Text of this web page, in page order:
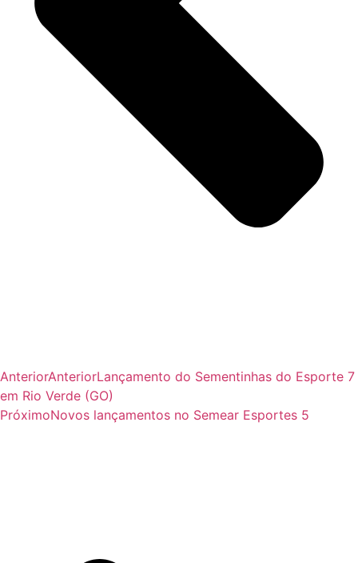
AnteriorAnteriorLançamento do Sementinhas do Esporte 7
em Rio Verde (GO)
PróximoNovos lançamentos no Semear Esportes 5